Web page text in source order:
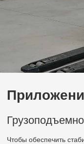
Cтроительная
Строительная техника